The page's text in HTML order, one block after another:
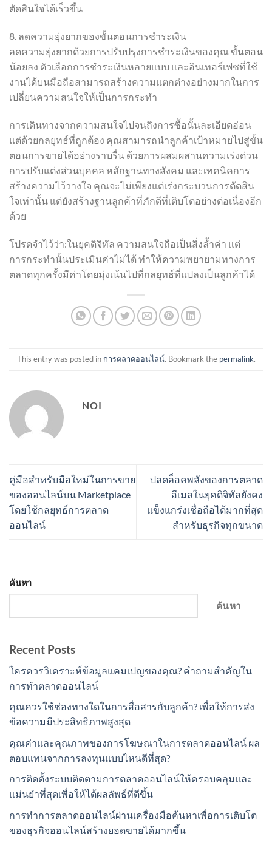
ตัดสินใจได้เร็วขึ้น
8. ลดความยุ่งยากของขั้นตอนการชำระเงิน
ลดความยุ่งยากด้วยการปรับปรุงการชำระเงินของคุณ ขั้นตอน
น้อยลง ตัวเลือกการชำระเงินหลายแบบ และอินเทอร์เฟซที่ใช้
งานได้บนมือถือสามารถสร้างความแตกต่างอย่างมากในการ
เปลี่ยนความสนใจให้เป็นการกระทำ
การเดินทางจากความสนใจไปจนถึงการซื้อนั้นละเอียดอ่อน
แต่ด้วยกลยุทธ์ที่ถูกต้อง คุณสามารถนำลูกค้าเป้าหมายไปสู่ขั้น
ตอนการขายได้อย่างราบรื่น ด้วยการผสมผสานความเร่งด่วน
การปรับแต่งส่วนบุคคล หลักฐานทางสังคม และเทคนิคการ
สร้างความไว้วางใจ คุณจะไม่เพียงแต่เร่งกระบวนการตัดสิน
ใจเท่านั้น แต่ยังสร้างฐานลูกค้าที่ภักดีที่เติบโตอย่างต่อเนื่องอีก
ด้วย
โปรดจำไว้ว่า:ในยุคดิจิทัล ความสนใจถือเป็นสิ่งล้ำค่า แต่
การกระทำนั้นประเมินค่าไม่ได้ ทำให้ความพยายามทางการ
ตลาดทุกครั้งมีค่าโดยมุ่งเน้นไปที่กลยุทธ์ที่แปลงเป็นลูกค้าได้
This entry was posted in การตลาดออนไลน์. Bookmark the permalink.
NOI
คู่มือสำหรับมือใหม่ในการขาย
ของออนไลน์บน Marketplace
โดยใช้กลยุทธ์การตลาด
ออนไลน์
ปลดล็อคพลังของการตลาด
อีเมลในยุคดิจิทัลยังคง
แข็งแกร่งเชื่อถือได้มากที่สุด
สำหรับธุรกิจทุกขนาด
ค้นหา
ค้นหา
Recent Posts
ใครควรวิเคราะห์ข้อมูลแคมเปญของคุณ? คำถามสำคัญใน
การทำตลาดออนไลน์
คุณควรใช้ช่องทางใดในการสื่อสารกับลูกค้า? เพื่อให้การส่ง
ข้อความมีประสิทธิภาพสูงสุด
คุณค่าและคุณภาพของการโฆษณาในการตลาดออนไลน์ ผล
ตอบแทนจากการลงทุนแบบไหนดีที่สุด?
การติดตั้งระบบติดตามการตลาดออนไลน์ให้ครอบคลุมและ
แม่นยำที่สุดเพื่อให้ได้ผลลัพธ์ที่ดีขึ้น
การทำการตลาดออนไลน์ผ่านเครื่องมือค้นหาเพื่อการเติบโต
ของธุรกิจออนไลน์สร้างยอดขายได้มากขึ้น